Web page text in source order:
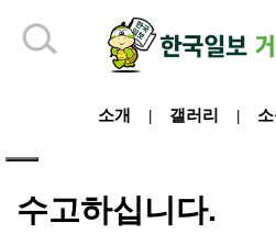
소개 갤러리
수고하십니다.
하단 영역